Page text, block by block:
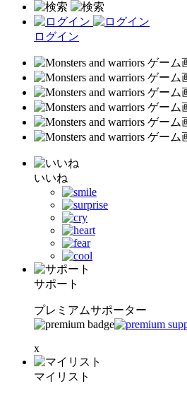
ログイン
いいね
サポート
プレミアムサポーター
x
マイリスト